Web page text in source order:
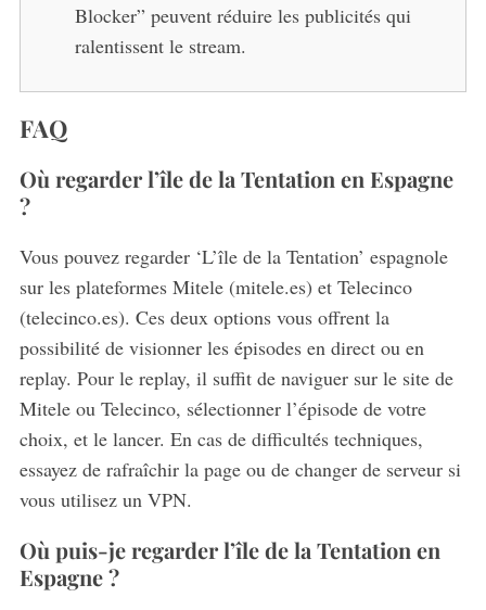
Blocker” peuvent réduire les publicités qui
ralentissent le stream.
FAQ
Où regarder l’île de la Tentation en Espagne
?
Vous pouvez regarder ‘L’île de la Tentation’ espagnole
sur les plateformes Mitele (mitele.es) et Telecinco
(telecinco.es). Ces deux options vous offrent la
possibilité de visionner les épisodes en direct ou en
replay. Pour le replay, il suffit de naviguer sur le site de
Mitele ou Telecinco, sélectionner l’épisode de votre
choix, et le lancer. En cas de difficultés techniques,
essayez de rafraîchir la page ou de changer de serveur si
vous utilisez un VPN.
Où puis-je regarder l’île de la Tentation en
Espagne ?
S
a
r
c
o
: